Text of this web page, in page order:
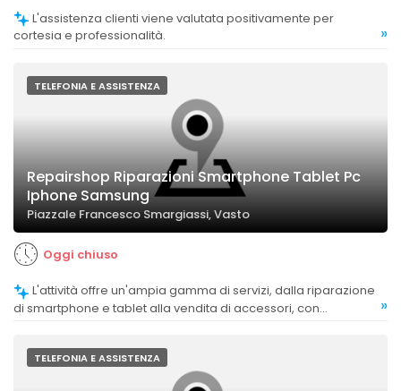
cortesia e professionalità.
»
TELEFONIA E ASSISTENZA
Repairshop Riparazioni Smartphone Tablet Pc
Iphone Samsung
Piazzale Francesco Smargiassi, Vasto
Oggi chiuso
di smartphone e tablet alla vendita di accessori, con
»
TELEFONIA E ASSISTENZA